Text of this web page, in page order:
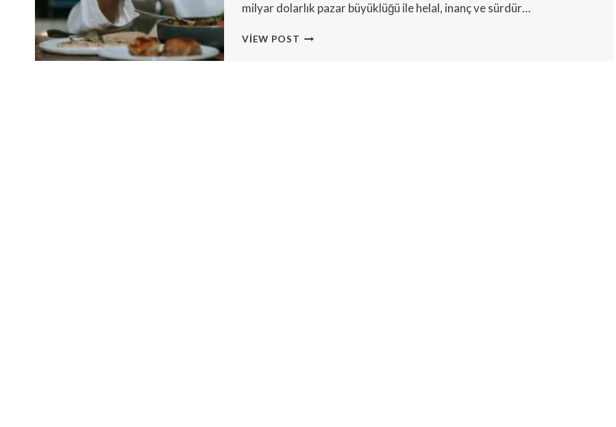
milyar dolarlık pazar büyüklüğü ile helal, inanç ve sürdür…
VIEW POST ABD’DE